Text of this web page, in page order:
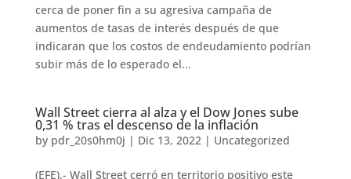
cerca de poner fin a su agresiva campaña de
aumentos de tasas de interés después de que
indicaran que los costos de endeudamiento podrían
subir más de lo esperado el...
Wall Street cierra al alza y el Dow Jones sube
0,31 % tras el descenso de la inflación
by pdr_20s0hm0j | Dic 13, 2022| Uncategorized
(EFE).- Wall Street cerró en territorio positivo este